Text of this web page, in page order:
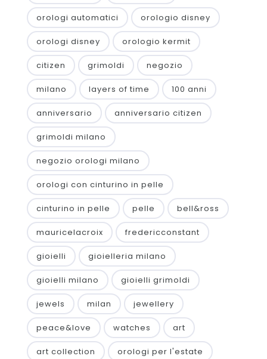
orologi automatici orologio disney
orologi disney orologio kermit
citizen grimoldi negozio
milano layers of time 100 anni
anniversario anniversario citizen
grimoldi milano
negozio orologi milano
orologi con cinturino in pelle
cinturino in pelle pelle bell&ross
mauricelacroix fredericconstant
gioielli gioielleria milano
gioielli milano gioielli grimoldi
jewels milan jewellery
peace&love watches art
art collection orologi per l'estate